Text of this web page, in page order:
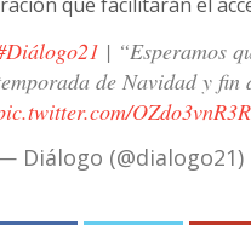
| “Esperamos
de Navidad y fin
OZdo3vnR3R
Diálogo (@dialogo21)